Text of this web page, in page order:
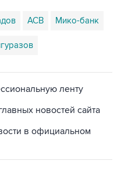
АСВ Мико-банк
ленту
новостей сайта
в официальном